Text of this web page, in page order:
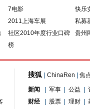
7电影
快乐
2011上海车展
私募
社区2010年度行业口碑
榜
贵州
搜狐 ChinaRen 焦
新闻 军事 公益
财经
股票 理财